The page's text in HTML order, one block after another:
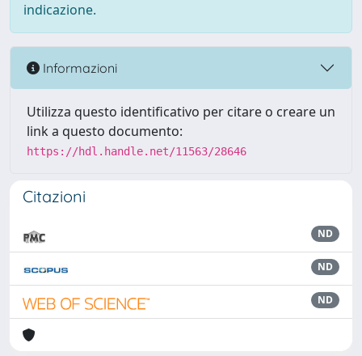
indicazione.
Informazioni
Utilizza questo identificativo per citare o creare un
link a questo documento:
https://hdl.handle.net/11563/28646
Citazioni
ND
ND
ND